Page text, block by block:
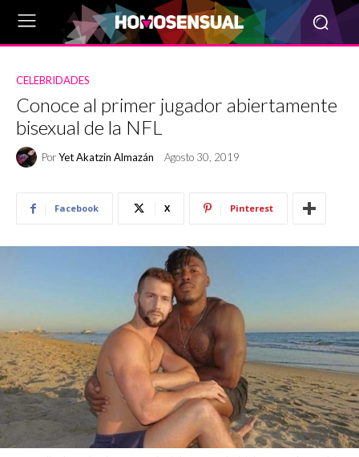
CELEBRIDADES
Conoce al primer jugador abiertamente
bisexual de la NFL
PorYet Akatzin Almazán Agosto 30, 2019
Facebook X Pinterest